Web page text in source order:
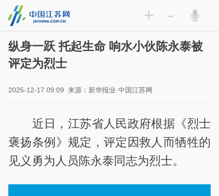
+ -
纵身一跃 托起生命 响水小伙陈永泰被
评定为烈士
2025-12-17 09:09 来源：新华报业·中国江苏网
近日，江苏省人民政府根据《烈士
褒扬条例》规定，评定因救人而牺牲的
见义勇为人员陈永泰同志为烈士。